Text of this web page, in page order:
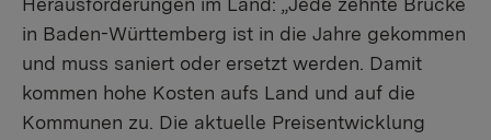
in Baden-Württemberg ist in die Jahre gekommen
und muss saniert oder ersetzt werden. Damit
kommen hohe Kosten aufs Land und auf die
Kommunen zu. Die aktuelle Preisentwicklung